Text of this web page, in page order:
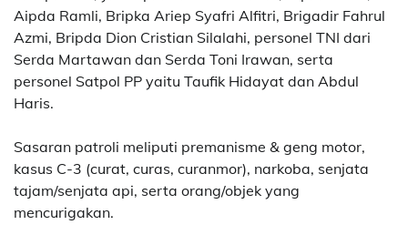
Aipda Ramli, Bripka Ariep Syafri Alfitri, Brigadir Fahrul
Azmi, Bripda Dion Cristian Silalahi, personel TNI dari
Serda Martawan dan Serda Toni Irawan, serta
personel Satpol PP yaitu Taufik Hidayat dan Abdul
Haris.
Sasaran patroli meliputi premanisme & geng motor,
kasus C-3 (curat, curas, curanmor), narkoba, senjata
tajam/senjata api, serta orang/objek yang
mencurigakan.